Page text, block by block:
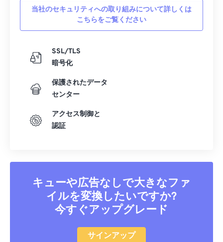
当社のセキュリティへの取り組みについて詳しくは
こちらをご覧ください
SSL/TLS
暗号化
保護されたデータ
センター
アクセス制御と
認証
キューや広告なしで大きなファ
イルを変換したいですか?
今すぐアップグレード
サインアップ